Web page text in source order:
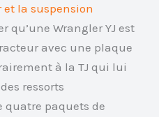
la suspension
qu’une Wrangler YJ est
avec une plaque
à la TJ qui lui
ressorts
quatre paquets de